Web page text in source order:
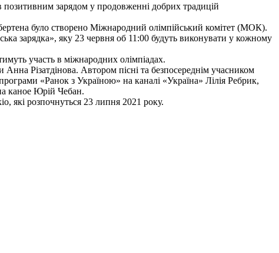
зарядом у продовженні добрих традицій
було створено Міжнародний олімпійський комітет (МОК).
зарядка», яку 23 червня об 11:00 будуть виконувати у кожному
участь в міжнародних олімпіадах.
Різатдінова. Автором пісні та безпосереднім учасником
«Ранок з Україною» на каналі «Україна» Лілія Ребрик,
каное Юрій Чебан.
які розпочнуться 23 липня 2021 року.